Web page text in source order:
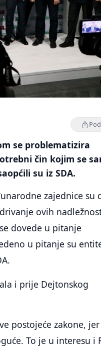
se problematizira
čin kojim se
su iz SDA.
zajednice su
ovih
dovede u pitanje
u pitanje su
i prije Dejtonskog
postojeće zakone, jer
To je u interesu i